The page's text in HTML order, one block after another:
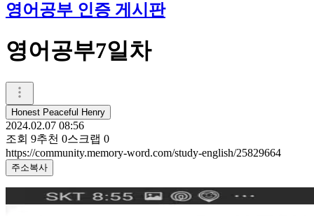
영어공부 인증 게시판
영어공부7일차
Honest Peaceful Henry
2024.02.07 08:56
조회 9추천 0스크랩 0
https://community.memory-word.com/study-english/25829664
주소복사